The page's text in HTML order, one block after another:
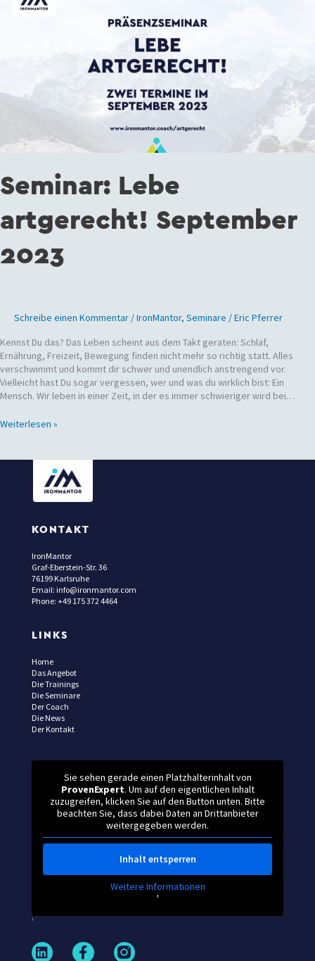
Seminar: Lebe
artgerecht! September
2023
Schreibe einen Kommentar /IronMantor, Seminare /Eric Pferrer
Kennst Du das? Das Leben scheint aus dem Takt geraten: Schlaf,
Ernährung, Freizeit, Bewegung finden nicht mehr so richtig statt. Alles
verschwimmt und kommt dir schwer und unendlich anstrengend vor.
Vielleicht hast Du sogar vergessen, wer und was du wirklich bist: Ein
Mensch. Wir leben in einer Zeit, in der es immer schwieriger wird bei…
Weiterlesen »
KONTAKT
IronMantor
Graf-Eberstein-Str. 36
76199 Karlsruhe
Email: info@ironmantor.com
Phone: +49 175 372 4464
LINKS
Home
Das Angebot
Die Trainings
Die Seminare
Der Coach
Die News
Der Kontakt
Sie sehen gerade einen Platzhalterinhalt von
ProvenExpert. Um auf den eigentlichen Inhalt
zuzugreifen, klicken Sie auf den Button unten. Bitte
beachten Sie, dass dabei Daten an Drittanbieter
weitergegeben werden.
Inhalt entsperren
Weitere Informationen
'
'
L F